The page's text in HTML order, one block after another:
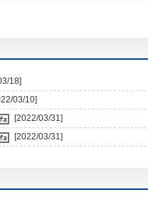
18]
03/10]
[2022/03/31]
[2022/03/31]